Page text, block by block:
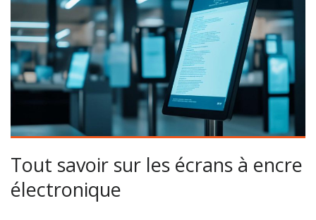
Tout savoir sur les écrans à encre
électronique